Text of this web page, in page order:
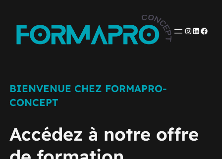
contenu
BIENVENUE CHEZ FORMAPRO-
CONCEPT
Accédez à notre offre